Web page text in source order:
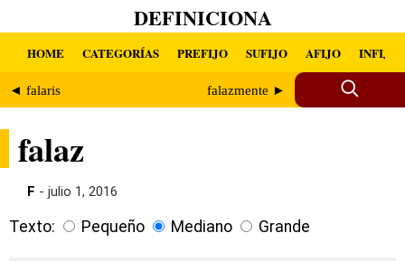
DEFINICIONA
HOME CATEGORÍAS PREFIJO SUFIJO AFIJO INFIJO
◄ falaris falazmente ►
falaz
F - julio 1, 2016
Texto: Pequeño Mediano Grande